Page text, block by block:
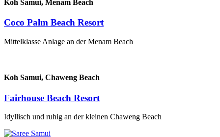
Koh Samui, Menam Beach
Coco Palm Beach Resort
Mittelklasse Anlage an der Menam Beach
Koh Samui, Chaweng Beach
Fairhouse Beach Resort
Idyllisch und ruhig an der kleinen Chaweng Beach